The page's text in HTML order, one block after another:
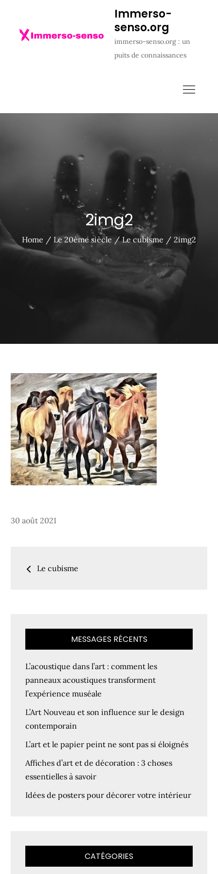
content
Immerso-
senso.org
immerso-senso.org : un
puits de connaissances
2img2
Home Le 20ème siècle Le cubisme 2img2
Posted
30 août 2021
Navigation
de
Le cubisme
MESSAGES RÉCENTS
L’acoustique dans l’art : comment les
panneaux acoustiques transforment
l’expérience muséale
L’Art Nouveau et son influence sur le design
contemporain
L’art et le papier peint ne sont pas si éloignés
Affiches d’art et de décoration : 3 choses
essentielles à savoir
Idées de posters pour décorer votre intérieur
CATÉGORIES